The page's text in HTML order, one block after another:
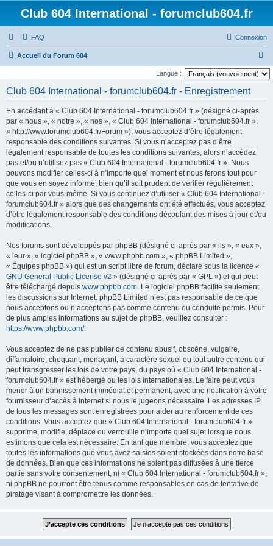
Club 604 International - forumclub604.fr
FAQ Connexion
Accueil du Forum 604
e
Langue :
Club 604 International - forumclub604.fr - Enregistrement
En accédant à « Club 604 International - forumclub604.fr » (désigné ci-après
par « nous », « notre », « nos », « Club 604 International - forumclub604.fr »,
« http://www.forumclub604.fr/Forum »), vous acceptez d’être légalement
responsable des conditions suivantes. Si vous n’acceptez pas d’être
légalement responsable de toutes les conditions suivantes, alors n’accédez
pas et/ou n’utilisez pas « Club 604 International - forumclub604.fr ». Nous
pouvons modifier celles-ci à n’importe quel moment et nous ferons tout pour
que vous en soyez informé, bien qu’il soit prudent de vérifier régulièrement
celles-ci par vous-même. Si vous continuez d’utiliser « Club 604 International -
forumclub604.fr » alors que des changements ont été effectués, vous acceptez
d’être légalement responsable des conditions découlant des mises à jour et/ou
modifications.
Nos forums sont développés par phpBB (désigné ci-après par « ils », « eux »,
« leur », « logiciel phpBB », « www.phpbb.com », « phpBB Limited »,
« Équipes phpBB ») qui est un script libre de forum, déclaré sous la licence «
GNU General Public License v2 » (désigné ci-après par « GPL ») et qui peut
être téléchargé depuis www.phpbb.com. Le logiciel phpBB facilite seulement
les discussions sur Internet. phpBB Limited n’est pas responsable de ce que
nous acceptons ou n’acceptons pas comme contenu ou conduite permis. Pour
de plus amples informations au sujet de phpBB, veuillez consulter :
https://www.phpbb.com/.
Vous acceptez de ne pas publier de contenu abusif, obscène, vulgaire,
diffamatoire, choquant, menaçant, à caractère sexuel ou tout autre contenu qui
peut transgresser les lois de votre pays, du pays où « Club 604 International -
forumclub604.fr » est hébergé ou les lois internationales. Le faire peut vous
mener à un bannissement immédiat et permanent, avec une notification à votre
fournisseur d’accès à Internet si nous le jugeons nécessaire. Les adresses IP
de tous les messages sont enregistrées pour aider au renforcement de ces
conditions. Vous acceptez que « Club 604 International - forumclub604.fr »
supprime, modifie, déplace ou verrouille n’importe quel sujet lorsque nous
estimons que cela est nécessaire. En tant que membre, vous acceptez que
toutes les informations que vous avez saisies soient stockées dans notre base
de données. Bien que ces informations ne soient pas diffusées à une tierce
partie sans votre consentement, ni « Club 604 International - forumclub604.fr »,
ni phpBB ne pourront être tenus comme responsables en cas de tentative de
piratage visant à compromettre les données.